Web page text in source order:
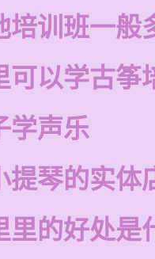
培训班一般
可以学古筝
学声乐
提琴的实体
里的好处是